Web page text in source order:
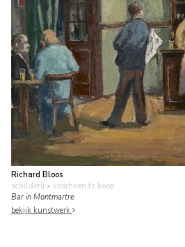
Richard Bloos
schilderij • voorheen te koop
Bar in Montmartre
bekijk kunstwerk